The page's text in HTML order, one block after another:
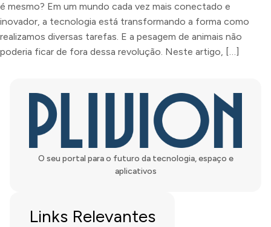
é mesmo? Em um mundo cada vez mais conectado e
inovador, a tecnologia está transformando a forma como
realizamos diversas tarefas. E a pesagem de animais não
poderia ficar de fora dessa revolução. Neste artigo, […]
O seu portal para o futuro da tecnologia, espaço e
aplicativos
Links Relevantes